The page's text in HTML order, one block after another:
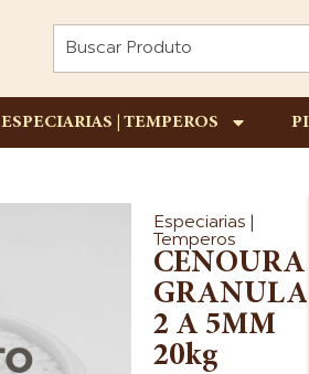
ESPECIARIAS | TEMPEROS
Especiarias |
Temperos
CENOURA
2 A 5MM
20kg